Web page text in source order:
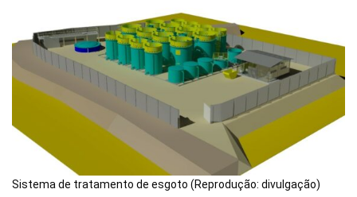
Sistema de tratamento de esgoto (Reprodução: divulgação)